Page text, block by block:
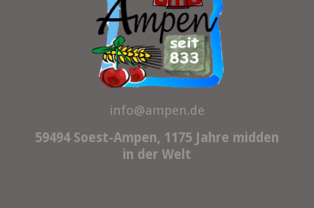
info@ampen.de
59494 Soest-Ampen, 1175 Jahre midden
in der Welt